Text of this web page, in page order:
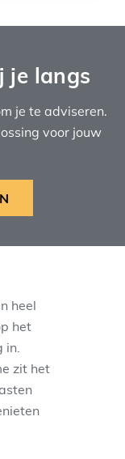
je langs
je te adviseren.
voor jouw
heel
het
in.
zit het